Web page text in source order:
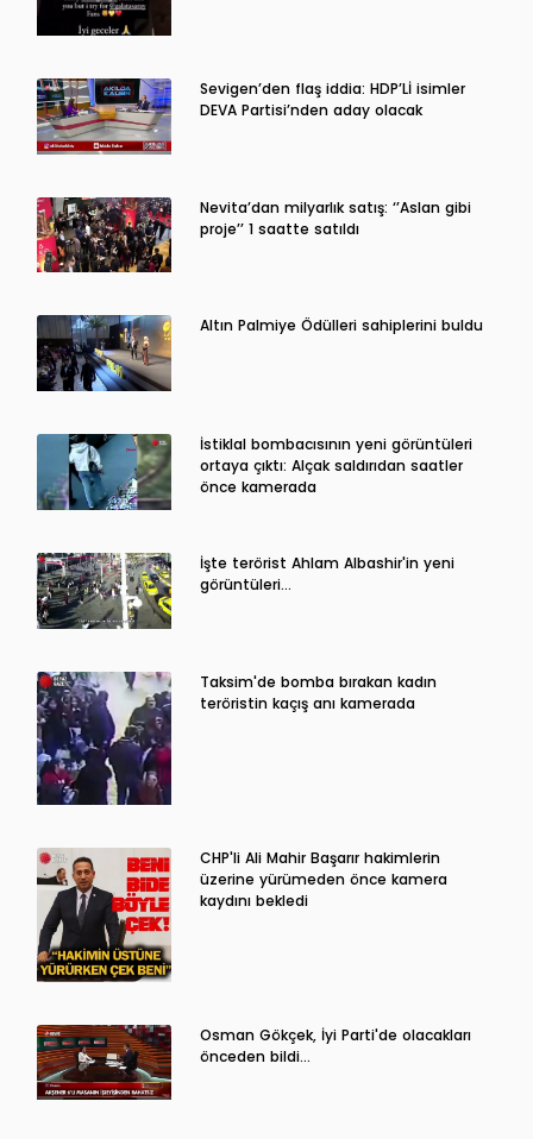
Sevigen’den flaş iddia: HDP’Lİ isimler
DEVA Partisi’nden aday olacak
Nevita’dan milyarlık satış: ‘’Aslan gibi
proje’’ 1 saatte satıldı
Altın Palmiye Ödülleri sahiplerini buldu
İstiklal bombacısının yeni görüntüleri
ortaya çıktı: Alçak saldırıdan saatler
önce kamerada
İşte terörist Ahlam Albashir'in yeni
görüntüleri…
Taksim'de bomba bırakan kadın
teröristin kaçış anı kamerada
CHP'li Ali Mahir Başarır hakimlerin
üzerine yürümeden önce kamera
kaydını bekledi
Osman Gökçek, İyi Parti'de olacakları
önceden bildi...